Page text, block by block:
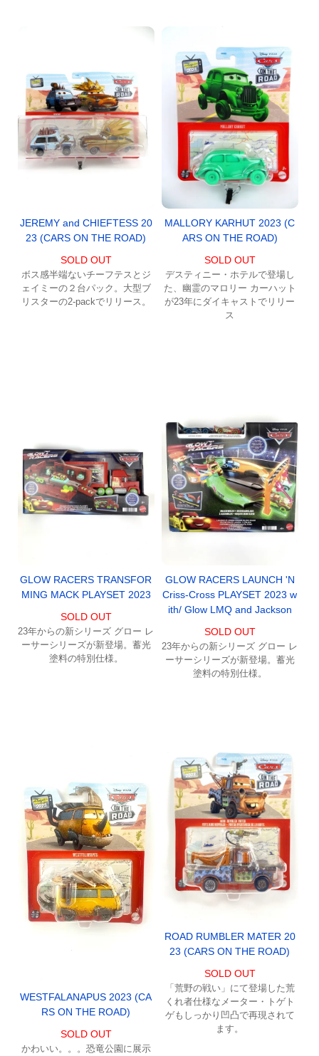
JEREMY and CHIEFTESS 20
23 (CARS ON THE ROAD)
SOLD OUT
ボス感半端ないチーフテスとジ
ェイミーの２台パック。大型ブ
リスターの2-packでリリース。
MALLORY KARHUT 2023 (C
ARS ON THE ROAD)
SOLD OUT
デスティニー・ホテルで登場し
た、幽霊のマロリー カーハット
が23年にダイキャストでリリー
ス
GLOW RACERS TRANSFOR
MING MACK PLAYSET 2023
SOLD OUT
23年からの新シリーズ グロー レ
ーサーシリーズが新登場。蓄光
塗料の特別仕様。
GLOW RACERS LAUNCH 'N
Criss-Cross PLAYSET 2023 w
ith/ Glow LMQ and Jackson
SOLD OUT
23年からの新シリーズ グロー レ
ーサーシリーズが新登場。蓄光
塗料の特別仕様。
WESTFALANAPUS 2023 (CA
RS ON THE ROAD)
SOLD OUT
かわいい。。。恐竜公園に展示
ROAD RUMBLER MATER 20
23 (CARS ON THE ROAD)
SOLD OUT
「荒野の戦い」にて登場した荒
くれ者仕様なメーター・トゲト
ゲもしっかり凹凸で再現されて
ます。